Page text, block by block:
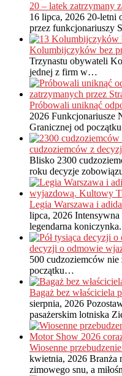
20 – latek zatrzymany
16 lipca, 2026 20-letni
przez funkcjonariuszy
Kolumbijczyków bez
Trzynastu obywateli
jednej z firm w…
Próbowali uniknąć
2026 Funkcjonariusze
Granicznej od
cudzoziemców z
Blisko 2300
roku decyzje
Legia Warszawa i
lipca, 2026 Intensywna
legendarna
decyzji o odmowie
500 cudzoziemców nie
początku…
Bagaż bez właściciela
sierpnia, 2026
pasażerskim lotniska
Wiosenne
kwietnia, 2026 Branża
zimowego snu, a